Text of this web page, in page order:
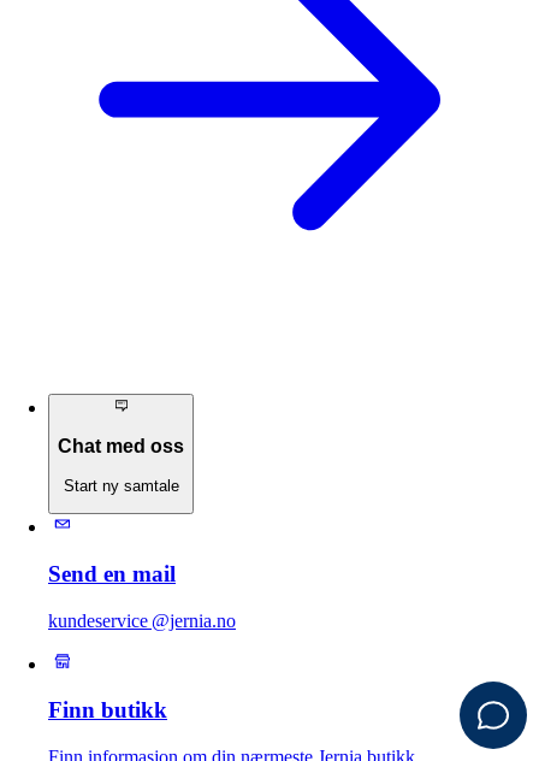
Chat med oss
Start ny samtale
Send en mail
kundeservice @jernia.no
Finn butikk
Finn informasjon om din nærmeste Jernia butikk